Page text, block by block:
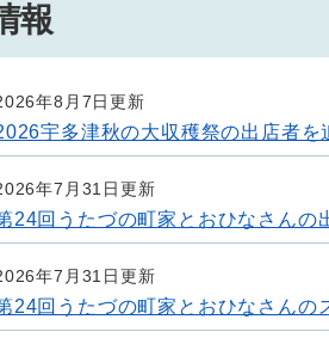
報
年8月7日更新
宇多津秋の大収穫祭の出店者を
年7月31日更新
24回うたづの町家とおひなさんの
年7月31日更新
24回うたづの町家とおひなさんの